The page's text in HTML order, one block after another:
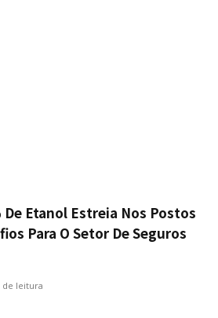
De Etanol Estreia Nos Postos
Para O Setor De Seguros
de leitura